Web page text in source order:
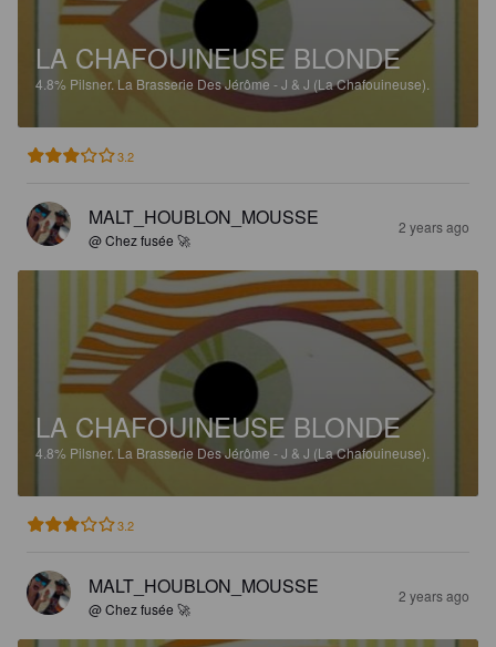
LA CHAFOUINEUSE BLONDE
4.8% Pilsner. La Brasserie Des Jérôme - J & J (La Chafouineuse).
3.2
MALT_HOUBLON_MOUSSE
@ Chez fusée 🚀
2 years ago
LA CHAFOUINEUSE BLONDE
4.8% Pilsner. La Brasserie Des Jérôme - J & J (La Chafouineuse).
3.2
MALT_HOUBLON_MOUSSE
@ Chez fusée 🚀
2 years ago